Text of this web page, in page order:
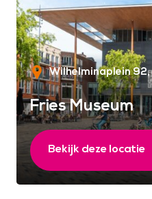
Wilhelminaplein 92
Fries Museum
Bekijk deze locatie